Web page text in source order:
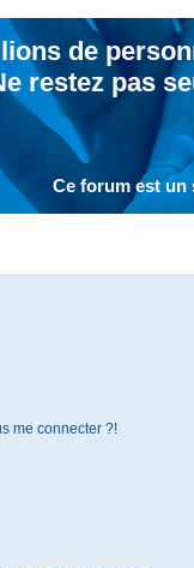
de
restez pas
Ce forum est un
me connecter ?!